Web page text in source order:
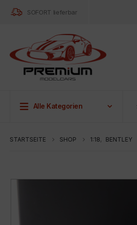
SOFORT lieferbar
Alle Kategorien
STARTSEITE SHOP 1:18, BENTLEY